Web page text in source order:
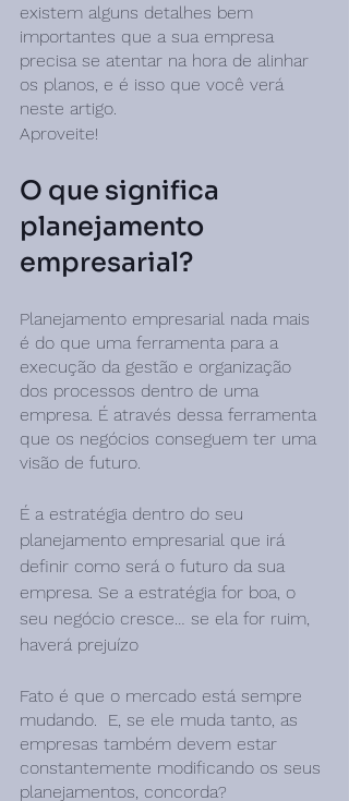
existem alguns detalhes bem
importantes que a sua empresa
precisa se atentar na hora de alinhar
os planos, e é isso que você verá
neste artigo.
Aproveite!
O que significa
planejamento
empresarial?
Planejamento empresarial nada mais
é do que uma ferramenta para a
execução da gestão e organização
dos processos dentro de uma
empresa. É através dessa ferramenta
que os negócios conseguem ter uma
visão de futuro.
É a estratégia dentro do seu
planejamento empresarial que irá
definir como será o futuro da sua
empresa. Se a estratégia for boa, o
seu negócio cresce… se ela for ruim,
haverá prejuízo
Fato é que o mercado está sempre
mudando.  E, se ele muda tanto, as
empresas também devem estar
constantemente modificando os seus
planejamentos, concorda?